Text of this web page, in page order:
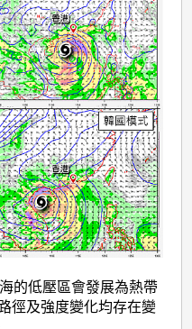
的低壓區會發展為熱帶
徑及強度變化均存在變